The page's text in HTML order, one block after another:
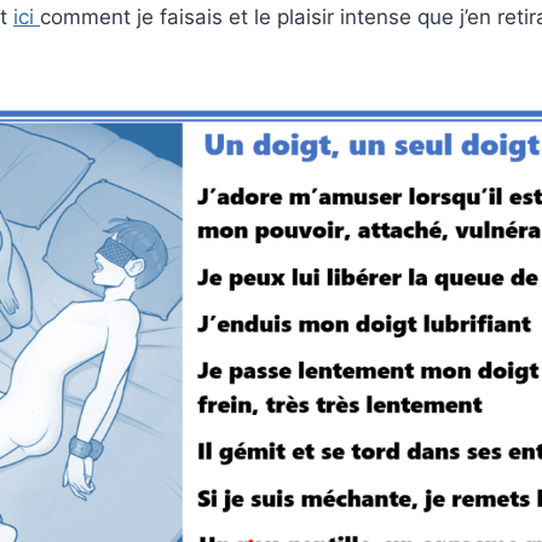
ici comment je faisais et le plaisir intense que j’en